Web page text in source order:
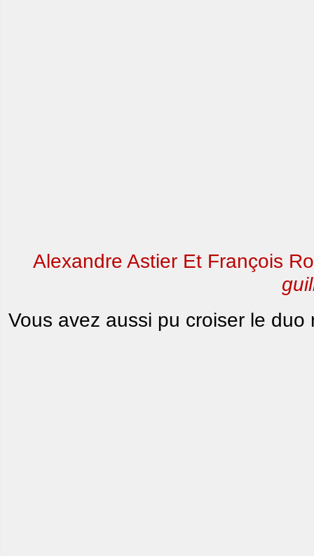
Alexandre Astier Et François
Vous avez aussi pu croiser le